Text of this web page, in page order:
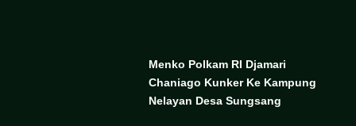
Menko Polkam RI Djamari
Chaniago Kunker Ke Kampung
Nelayan Desa Sungsang